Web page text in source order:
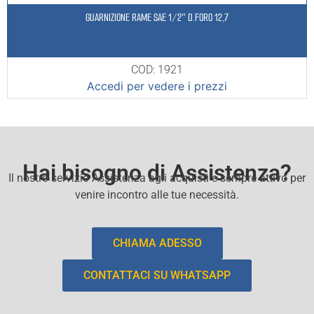
GUARNIZIONE RAME SAE 1/2″ D.FORO 12,7
COD: 1921
Accedi per vedere i prezzi
Hai bisogno di Assistenza?
Il nostro servizio Assistenza agli acquisti e sempre attivo per
venire incontro alle tue necessità.
CHIAMA ADESSO
CONTATTACI SU WHATSAPP